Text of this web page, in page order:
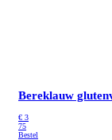
Bereklauw
€ 3
75
Bestel